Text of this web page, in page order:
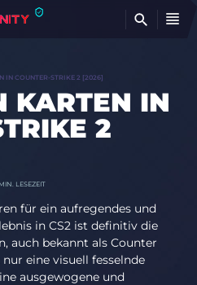
IN COUNTER-STRIKE 2 [2026]
KARTEN IN
2
LESEZEIT
für ein aufregendes und
in CS2 ist definitiv die
auch bekannt als Counter
eine visuell fesselnde
ausgewogene und